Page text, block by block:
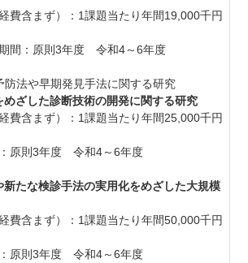
費含まず）：1課題当たり年間19,000千円
間：原則3年度 令和4～6年度
防法や早期発見手法に関する研究
ざした診断技術の開発に関する研究
費含まず）：1課題当たり年間25,000千円
原則3年度 令和4～6年度
たな検診手法の実用化をめざした大規模
費含まず）：1課題当たり年間50,000千円
原則3年度 令和4～6年度